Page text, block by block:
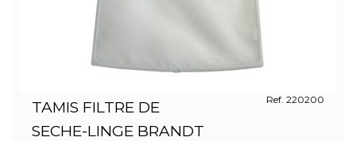
TAMIS FILTRE DE
SECHE-LINGE BRANDT
Ref. 220200